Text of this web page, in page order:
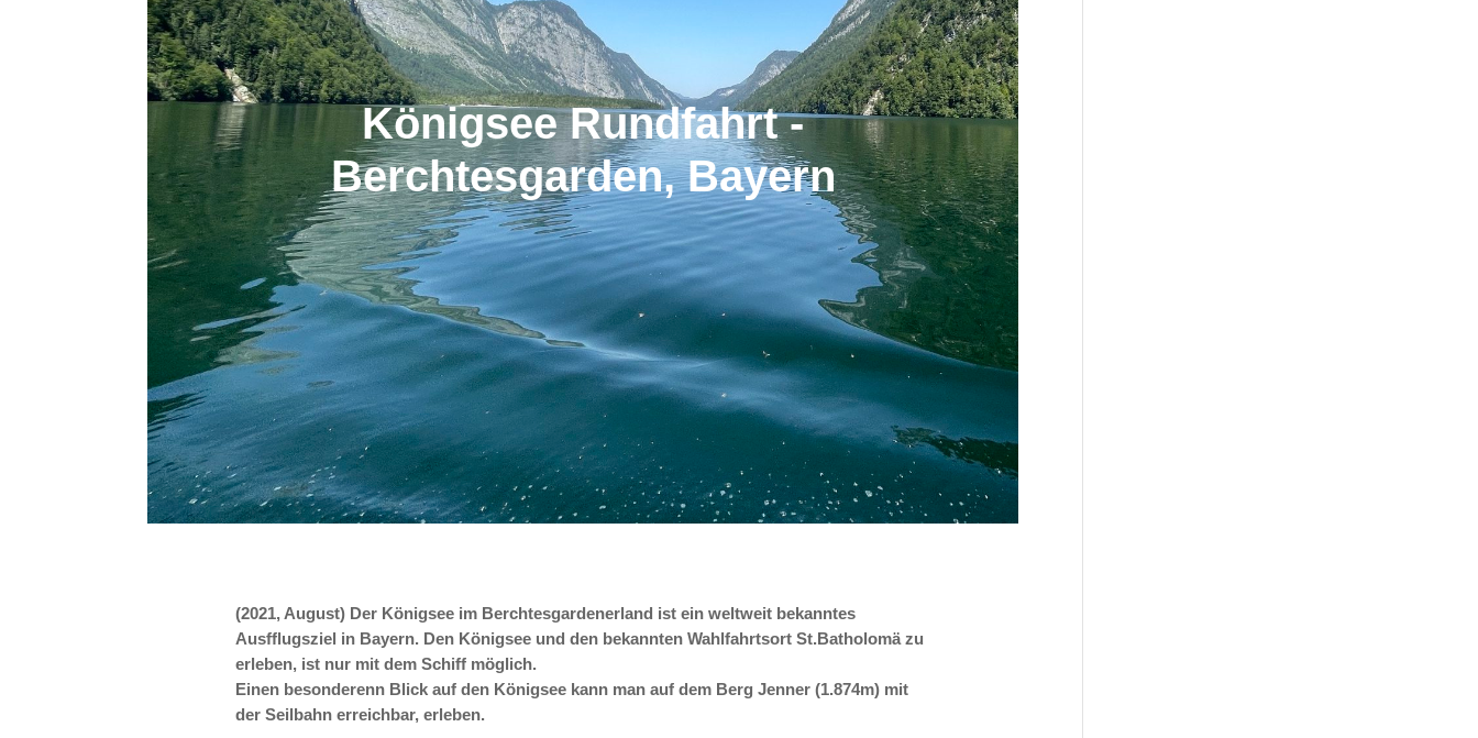
Königsee Rundfahrt -
Berchtesgarden, Bayern
(2021, August) Der Königsee im Berchtesgardenerland ist ein weltweit bekanntes
Ausfflugsziel in Bayern. Den Königsee und den bekannten Wahlfahrtsort St.Batholomä zu
erleben, ist nur mit dem Schiff möglich.
Einen besonderenn Blick auf den Königsee kann man auf dem Berg Jenner (1.874m) mit
der Seilbahn erreichbar, erleben.